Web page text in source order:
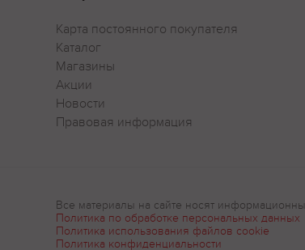
Карта постоянного покупателя
Каталог
Магазины
Акции
Новости
Правовая информация
Все материалы на сайте носят
Политика по обработке персональных данных
Политика использования файлов cookie
Политика конфиденциальности